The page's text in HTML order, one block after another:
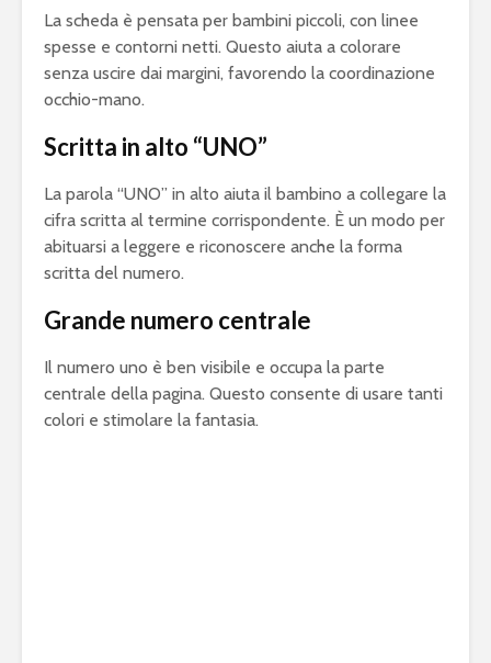
La scheda è pensata per bambini piccoli, con linee
spesse e contorni netti. Questo aiuta a colorare
senza uscire dai margini, favorendo la coordinazione
occhio-mano.
Scritta in alto “UNO”
La parola “UNO” in alto aiuta il bambino a collegare la
cifra scritta al termine corrispondente. È un modo per
abituarsi a leggere e riconoscere anche la forma
scritta del numero.
Grande numero centrale
Il numero uno è ben visibile e occupa la parte
centrale della pagina. Questo consente di usare tanti
colori e stimolare la fantasia.